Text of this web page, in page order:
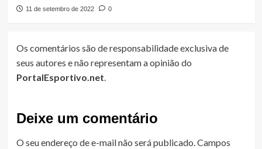
11 de setembro de 2022 0
Os comentários são de responsabilidade exclusiva de
seus autores e não representam a opinião do
PortalEsportivo.net.
Deixe um comentário
O seu endereço de e-mail não será publicado.Campos